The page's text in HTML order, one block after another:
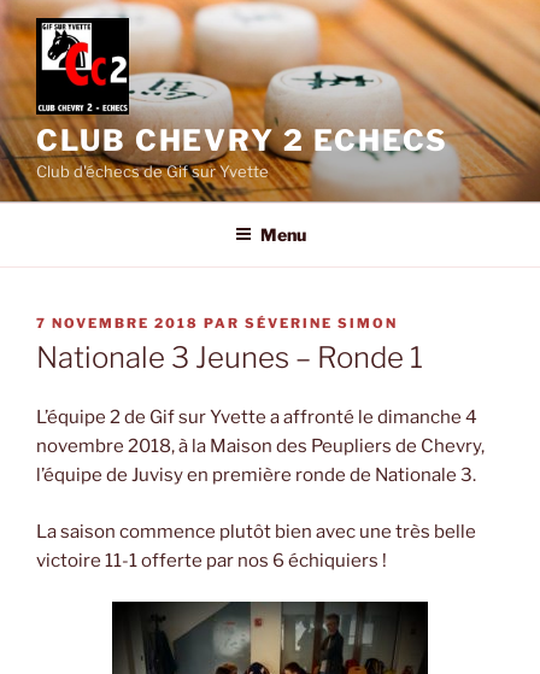
Aller
au
contenu
principal
CLUB CHEVRY 2 ECHECS
Club d'échecs de Gif sur Yvette
Menu
PUBLIÉ
LE
7 NOVEMBRE 2018 PAR SÉVERINE SIMON
Nationale 3 Jeunes – Ronde 1
L’équipe 2 de Gif sur Yvette a affronté le dimanche 4
novembre 2018, à la Maison des Peupliers de Chevry,
l’équipe de Juvisy en première ronde de Nationale 3.
La saison commence plutôt bien avec une très belle
victoire 11-1 offerte par nos 6 échiquiers !